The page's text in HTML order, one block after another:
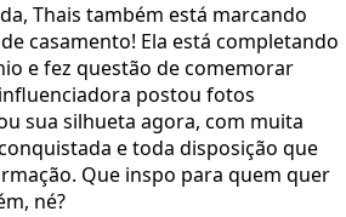
Thais também está marcando
casamento! Ela está completando
e fez questão de comemorar
postou fotos
sua silhueta agora, com muita
e toda disposição que
Que inspo para quem quer
né?